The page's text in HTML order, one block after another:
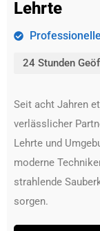
Lehrte
24 Stunden
Seit acht Jahren
verlässlicher
Lehrte und
moderne
strahlende
sorgen.